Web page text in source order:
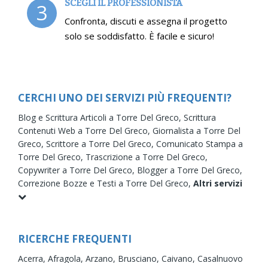
3
Confronta, discuti e assegna il progetto
solo se soddisfatto. È facile e sicuro!
CERCHI UNO DEI SERVIZI PIÙ FREQUENTI?
Blog e Scrittura Articoli a Torre Del Greco, Scrittura
Contenuti Web a Torre Del Greco, Giornalista a Torre Del
Greco, Scrittore a Torre Del Greco, Comunicato Stampa a
Torre Del Greco, Trascrizione a Torre Del Greco,
Copywriter a Torre Del Greco, Blogger a Torre Del Greco,
Correzione Bozze e Testi a Torre Del Greco, Altri servizi
RICERCHE FREQUENTI
Acerra, Afragola, Arzano, Brusciano, Caivano, Casalnuovo